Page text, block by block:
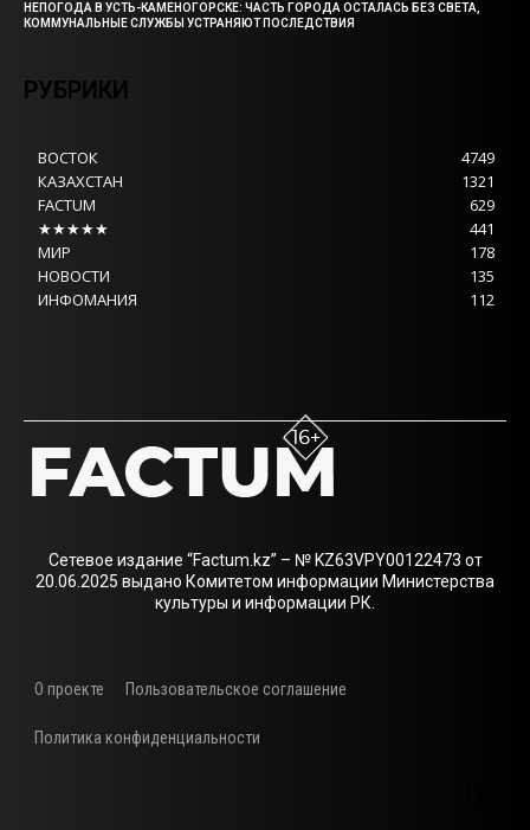
НЕПОГОДА В УСТЬ-КАМЕНОГОРСКЕ: ЧАСТЬ ГОРОДА ОСТАЛАСЬ БЕЗ СВЕТА,
КОММУНАЛЬНЫЕ СЛУЖБЫ УСТРАНЯЮТ ПОСЛЕДСТВИЯ
РУБРИКИ
ВОСТОК
4749
КАЗАХСТАН
1321
FACTUM
629
★★★★★
441
МИР
178
НОВОСТИ
135
ИНФОМАНИЯ
112
Сетевое издание “Factum.kz” – № KZ63VPY00122473 от
20.06.2025 выдано Комитетом информации Министерства
культуры и информации РК.
О проекте Пользовательское соглашение
Политика конфиденциальности